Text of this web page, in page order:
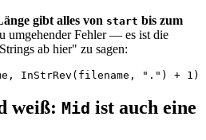
gibt alles von start bis zum
umgehender Fehler — es ist die
ab hier" zu sagen:
weiß: Mid ist auch eine